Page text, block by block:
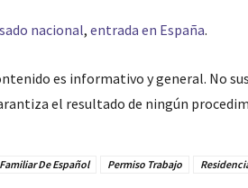
nacional, entrada en España.
es informativo y general. No
el resultado de ningún
Familiar De Español Permiso Trabajo